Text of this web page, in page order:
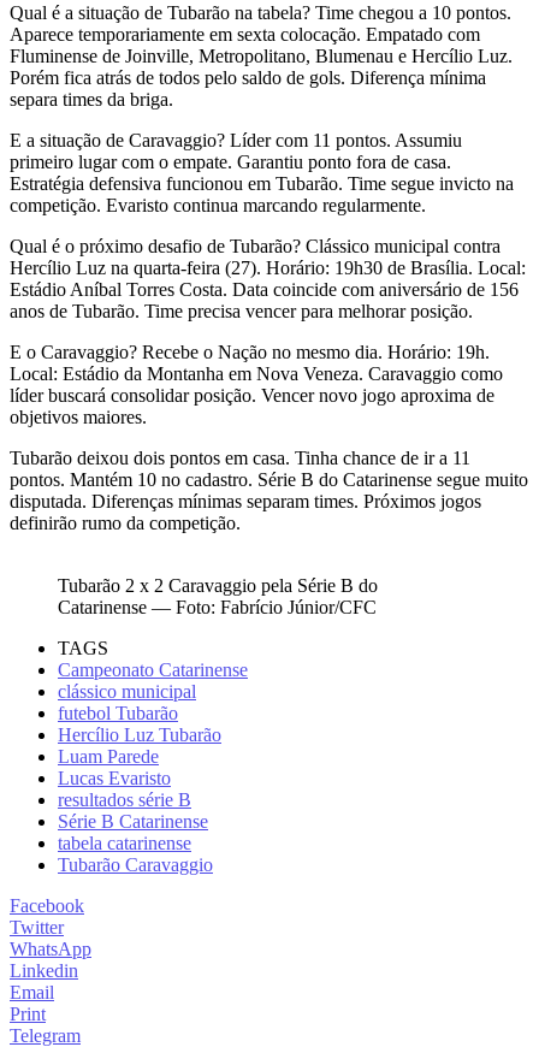
Qual é a situação de Tubarão na tabela? Time chegou a 10 pontos.
Aparece temporariamente em sexta colocação. Empatado com
Fluminense de Joinville, Metropolitano, Blumenau e Hercílio Luz.
Porém fica atrás de todos pelo saldo de gols. Diferença mínima
separa times da briga.
E a situação de Caravaggio? Líder com 11 pontos. Assumiu
primeiro lugar com o empate. Garantiu ponto fora de casa.
Estratégia defensiva funcionou em Tubarão. Time segue invicto na
competição. Evaristo continua marcando regularmente.
Qual é o próximo desafio de Tubarão? Clássico municipal contra
Hercílio Luz na quarta-feira (27). Horário: 19h30 de Brasília. Local:
Estádio Aníbal Torres Costa. Data coincide com aniversário de 156
anos de Tubarão. Time precisa vencer para melhorar posição.
E o Caravaggio? Recebe o Nação no mesmo dia. Horário: 19h.
Local: Estádio da Montanha em Nova Veneza. Caravaggio como
líder buscará consolidar posição. Vencer novo jogo aproxima de
objetivos maiores.
Tubarão deixou dois pontos em casa. Tinha chance de ir a 11
pontos. Mantém 10 no cadastro. Série B do Catarinense segue muito
disputada. Diferenças mínimas separam times. Próximos jogos
definirão rumo da competição.
Tubarão 2 x 2 Caravaggio pela Série B do
Catarinense — Foto: Fabrício Júnior/CFC
TAGS
Campeonato Catarinense
clássico municipal
futebol Tubarão
Hercílio Luz Tubarão
Luam Parede
Lucas Evaristo
resultados série B
Série B Catarinense
tabela catarinense
Tubarão Caravaggio
Facebook
Twitter
WhatsApp
Linkedin
Email
Print
Telegram